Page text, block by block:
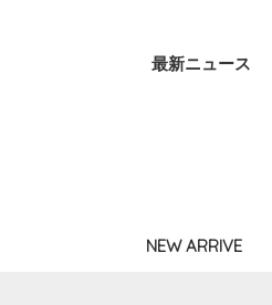
最新ニュース
NEW ARRIVE